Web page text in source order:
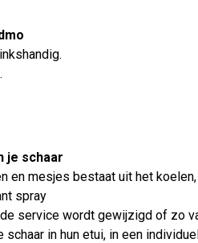
je schaar
en mesjes bestaat uit het
spray
service wordt gewijzigd of zo
schaar in hun etui, in een